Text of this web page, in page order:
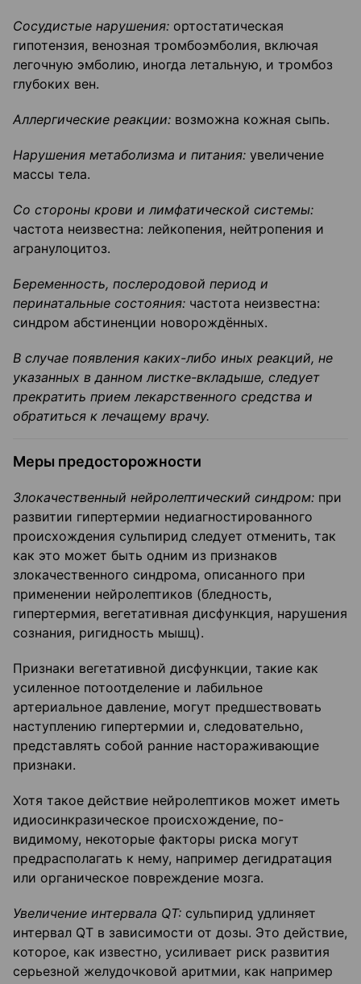
Сосудистые нарушения: ортостатическая
гипотензия, венозная тромбоэмболия, включая
легочную эмболию, иногда летальную, и тромбоз
глубоких вен.
Аллергические реакции: возможна кожная сыпь.
Нарушения метаболизма и питания: увеличение
массы тела.
Со стороны крови и лимфатической системы:
частота неизвестна: лейкопения, нейтропения и
агранулоцитоз.
Беременность, послеродовой период и
перинатальные состояния: частота неизвестна:
синдром абстиненции новорождённых.
В случае появления каких-либо иных реакций, не
указанных в данном листке-вкладыше, следует
прекратить прием лекарственного средства и
обратиться к лечащему врачу.
Меры предосторожности
Злокачественный нейролептический синдром: при
развитии гипертермии недиагностированного
происхождения сульпирид следует отменить, так
как это может быть одним из признаков
злокачественного синдрома, описанного при
применении нейролептиков (бледность,
гипертермия, вегетативная дисфункция, нарушения
сознания, ригидность мышц).
Признаки вегетативной дисфункции, такие как
усиленное потоотделение и лабильное
артериальное давление, могут предшествовать
наступлению гипертермии и, следовательно,
представлять собой ранние настораживающие
признаки.
Хотя такое действие нейролептиков может иметь
идиосинкразическое происхождение, по-
видимому, некоторые факторы риска могут
предрасполагать к нему, например дегидратация
или органическое повреждение мозга.
Увеличение интервала QT: сульпирид удлиняет
интервал QT в зависимости от дозы. Это действие,
которое, как известно, усиливает риск развития
серьезной желудочковой аритмии, как например